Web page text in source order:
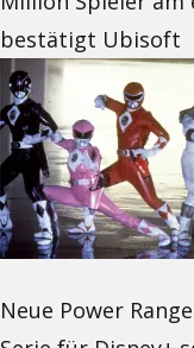
bestätigt Ubisoft
Neue Power